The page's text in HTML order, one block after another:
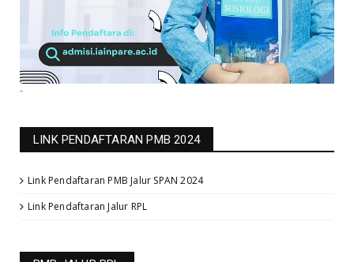
-
LINK PENDAFTARAN PMB 2024
Link Pendaftaran PMB Jalur SPAN 2024
Link Pendaftaran Jalur RPL